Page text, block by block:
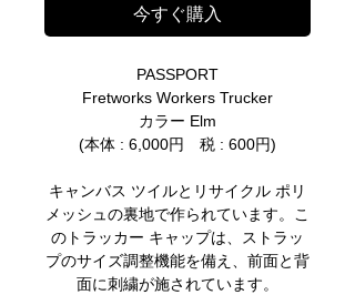
今すぐ購入
PASSPORT
Fretworks Workers Trucker
カラー Elm
(本体 : 6,000円 税 : 600円)
キャンバス ツイルとリサイクル ポリ
メッシュの裏地で作られています。こ
のトラッカー キャップは、ストラッ
プのサイズ調整機能を備え、前面と背
面に刺繍が施されています。